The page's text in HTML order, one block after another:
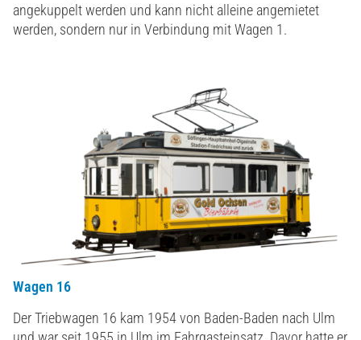
angekuppelt werden und kann nicht alleine angemietet
werden, sondern nur in Verbindung mit Wagen 1.
Wagen 16
Der Triebwagen 16 kam 1954 von Baden-Baden nach Ulm